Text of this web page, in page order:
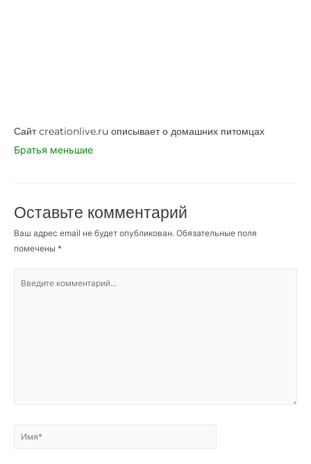
Сайт creationlive.ru описывает о домашних питомцах
Братья меньшие
Оставьте комментарий
Ваш адрес email не будет опубликован. Обязательные поля
помечены *
комментарий...